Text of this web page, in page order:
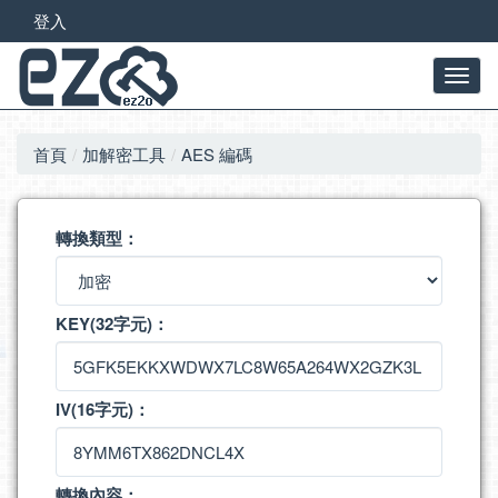
登入
首頁 加解密工具 AES 編碼
轉換類型：
KEY(32字元)：
IV(16字元)：